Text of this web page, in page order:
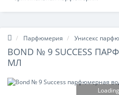
Парфюмерия Унисекс
BOND № 9 SUCCESS
МЛ